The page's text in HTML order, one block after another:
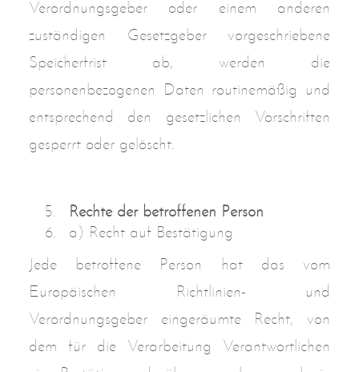
Verordnungsgeber oder einem anderen
zuständigen Gesetzgeber vorgeschriebene
Speicherfrist ab, werden die
personenbezogenen Daten routinemäßig und
entsprechend den gesetzlichen Vorschriften
gesperrt oder gelöscht.
Rechte der betroffenen Person
a) Recht auf Bestätigung
Jede betroffene Person hat das vom
Europäischen Richtlinien- und
Verordnungsgeber eingeräumte Recht, von
dem für die Verarbeitung Verantwortlichen